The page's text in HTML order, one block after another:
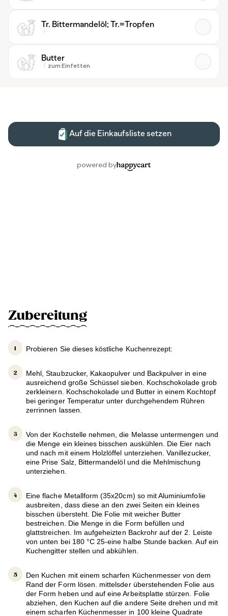
Zubereitung
Probieren Sie dieses köstliche Kuchenrezept:
Mehl, Staubzucker, Kakaopulver und Backpulver in eine
ausreichend große Schüssel sieben. Kochschokolade grob
zerkleinern. Kochschokolade und Butter in einem Kochtopf
bei geringer Temperatur unter durchgehendem Rühren
zerrinnen lassen.
Von der Kochstelle nehmen, die Melasse untermengen und
die Menge ein kleines bisschen auskühlen. Die Eier nach
und nach mit einem Holzlöffel unterziehen. Vanillezucker,
eine Prise Salz, Bittermandelöl und die Mehlmischung
unterziehen.
Eine flache Metallform (35x20cm) so mit Aluminiumfolie
ausbreiten, dass diese an den zwei Seiten ein kleines
bisschen übersteht. Die Folie mit weicher Butter
bestreichen. Die Menge in die Form befüllen und
glattstreichen. Im aufgeheizten Backrohr auf der 2. Leiste
von unten bei 180 °C 25-eine halbe Stunde backen. Auf ein
Kuchengitter stellen und abkühlen.
Den Kuchen mit einem scharfen Küchenmesser von dem
Rand der Form lösen. mittelsder überstehenden Folie aus
der Form heben und auf eine Arbeitsplatte stürzen. Folie
abziehen, den Kuchen auf die andere Seite drehen und mit
einem scharfen Küchenmesser in 100 kleine Quadrate